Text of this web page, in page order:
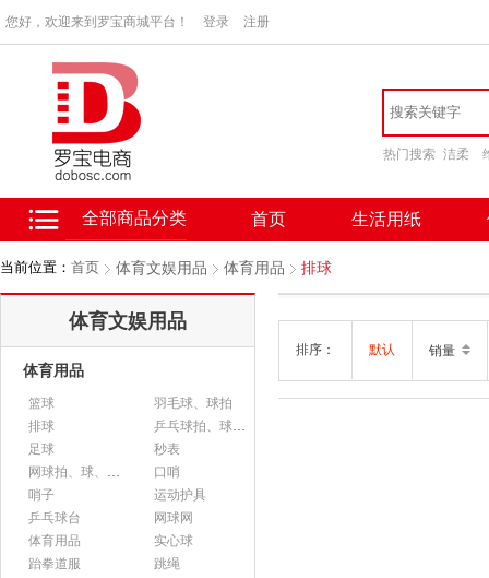
您好，欢迎来到罗宝商城平台！ 登录 注册
热门搜索 洁柔
全部商品分类 首页 生活用纸
当前位置： 首页 体育文娱用品 体育用品 排球
体育文娱用品
体育用品
篮球
羽毛球、球拍
排球
乒乓球拍、球、配件
足球
秒表
网球拍、球、配件
口哨
哨子
运动护具
乒乓球台
网球网
体育用品
实心球
跆拳道服
跳绳
排序： 默认 销量